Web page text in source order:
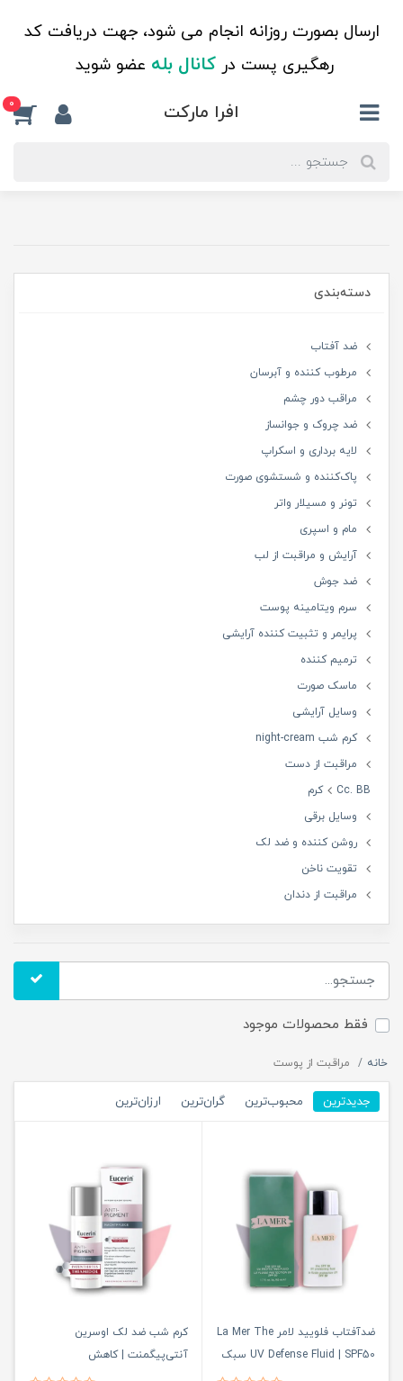
ارسال بصورت روزانه انجام می شود، جهت دریافت کد
رهگیری پست درکانال بله عضو شوید
افرا مارکت 0
دسته‌بندی
ضد آفتاب
مرطوب کننده و آبرسان
مراقب دور چشم
ضد چروک و جوانساز
لایه برداری و اسکراپ
پاک‌کننده و شستشوی صورت
تونر و مسیلار واتر
مام و اسپری
آرایش و مراقبت از لب
ضد جوش
سرم ویتامینه پوست
پرایمر و تثبیت کننده آرایشی
ترمیم کننده
ماسک صورت
وسایل آرایشی
کرم شب night-cream
مراقبت از دست
Cc. BBکرم
وسایل برقی
روشن کننده و ضد لک
تقویت ناخن
مراقبت از دندان
فقط محصولات موجود
خانه مراقبت از پوست
جدیدترین محبوب‌ترین گران‌ترین ارزان‌ترین
ضدآفتاب فلویید لامر La Mer The
UV Defense Fluid | SPF50 سبک
کرم شب ضد لک اوسرین
آنتی‌پیگمنت | کاهش
هایپرپیگمانتاسیون (لک‌های تیره)